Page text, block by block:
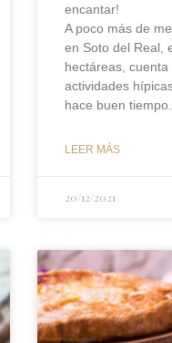
encantar!
A poco más de
en Soto del Real,
hectáreas,
actividades
hace buen tiempo.
LEER MÁS
20/12/2021